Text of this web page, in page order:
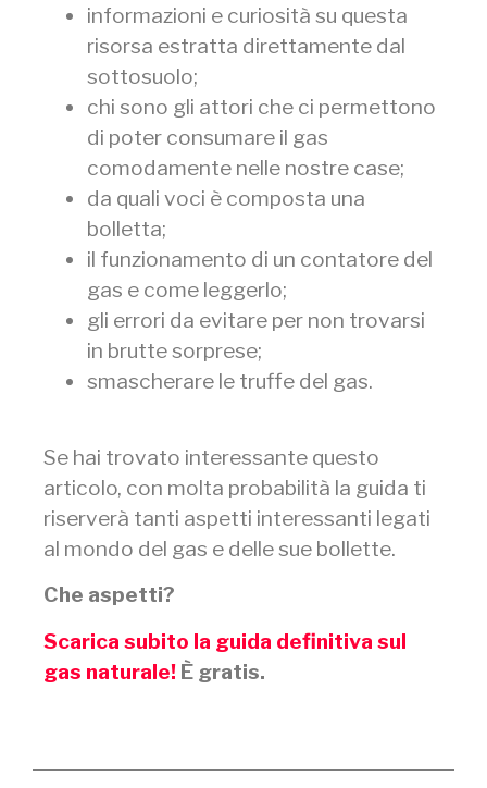
informazioni e curiosità su questa
risorsa estratta direttamente dal
sottosuolo;
chi sono gli attori che ci permettono
di poter consumare il gas
comodamente nelle nostre case;
da quali voci è composta una
bolletta;
il funzionamento di un contatore del
gas e come leggerlo;
gli errori da evitare per non trovarsi
in brutte sorprese;
smascherare le truffe del gas.
Se hai trovato interessante questo
articolo, con molta probabilità la guida ti
riserverà tanti aspetti interessanti legati
al mondo del gas e delle sue bollette.
Che aspetti?
Scarica subito la guida definitiva sul
gas naturale! È gratis.